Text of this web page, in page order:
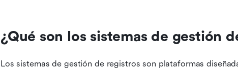
¿Qué son los sistemas de gestión
Los sistemas de gestión de registros son plataformas